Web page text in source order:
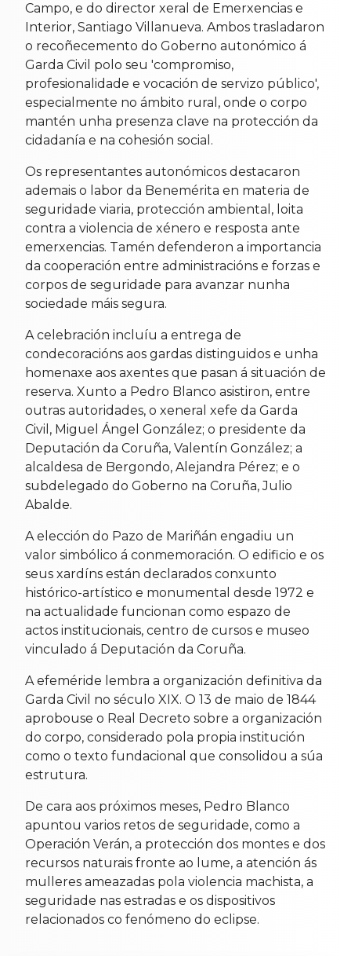
Campo, e do director xeral de Emerxencias e
Interior, Santiago Villanueva. Ambos trasladaron
o recoñecemento do Goberno autonómico á
Garda Civil polo seu 'compromiso,
profesionalidade e vocación de servizo público',
especialmente no ámbito rural, onde o corpo
mantén unha presenza clave na protección da
cidadanía e na cohesión social.
Os representantes autonómicos destacaron
ademais o labor da Benemérita en materia de
seguridade viaria, protección ambiental, loita
contra a violencia de xénero e resposta ante
emerxencias. Tamén defenderon a importancia
da cooperación entre administracións e forzas e
corpos de seguridade para avanzar nunha
sociedade máis segura.
A celebración incluíu a entrega de
condecoracións aos gardas distinguidos e unha
homenaxe aos axentes que pasan á situación de
reserva. Xunto a Pedro Blanco asistiron, entre
outras autoridades, o xeneral xefe da Garda
Civil, Miguel Ángel González; o presidente da
Deputación da Coruña, Valentín González; a
alcaldesa de Bergondo, Alejandra Pérez; e o
subdelegado do Goberno na Coruña, Julio
Abalde.
A elección do Pazo de Mariñán engadiu un
valor simbólico á conmemoración. O edificio e os
seus xardíns están declarados conxunto
histórico-artístico e monumental desde 1972 e
na actualidade funcionan como espazo de
actos institucionais, centro de cursos e museo
vinculado á Deputación da Coruña.
A efeméride lembra a organización definitiva da
Garda Civil no século XIX. O 13 de maio de 1844
aprobouse o Real Decreto sobre a organización
do corpo, considerado pola propia institución
como o texto fundacional que consolidou a súa
estrutura.
De cara aos próximos meses, Pedro Blanco
apuntou varios retos de seguridade, como a
Operación Verán, a protección dos montes e dos
recursos naturais fronte ao lume, a atención ás
mulleres ameazadas pola violencia machista, a
seguridade nas estradas e os dispositivos
relacionados co fenómeno do eclipse.